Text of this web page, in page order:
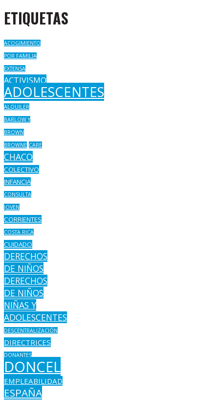
ETIQUETAS
ACOGIMIENTO
POR FAMILIA
EXTENSA
ACTIVISMO
ADOLESCENTES
ALQUILER
BARLOW Y
BROWN
BROWNE CARE
CHACO
COLECTIVO
INFANCIA
CONSULTA
JOVEN
CORRIENTES
COSTA RICA
CUIDADO
DERECHOS
DE NIÑOS
DERECHOS
DE NIÑOS
NIÑAS Y
ADOLESCENTES
DESCENTRALIZACIÓN
DIRECTRICES
DONANTES
DONCEL
EMPLEABILIDAD
ESPAÑA